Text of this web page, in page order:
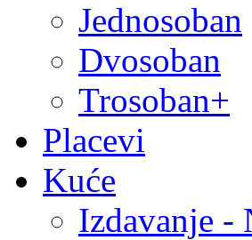
Jednosoban
Dvosoban
Trosoban+
Placevi
Kuće
Izdavanje -